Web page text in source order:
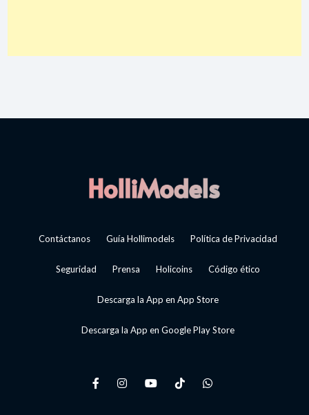
Contáctanos Guía Hollimodels Política de Privacidad
Seguridad Prensa Holicoins Código ético
Descarga la App en App Store
Descarga la App en Google Play Store